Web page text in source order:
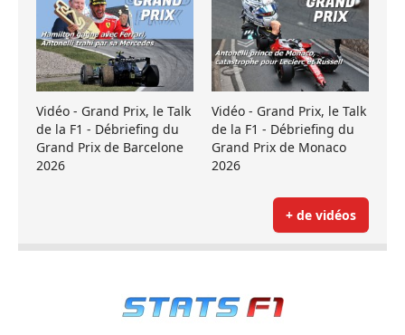
Vidéo - Grand Prix, le Talk
de la F1 - Débriefing du
Grand Prix de Barcelone
2026
Vidéo - Grand Prix, le Talk
de la F1 - Débriefing du
Grand Prix de Monaco
2026
+ de vidéos